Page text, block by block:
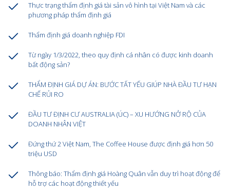
Thực trạng thẩm định giá tài sản vô hình tại Việt Nam và các
phương pháp thẩm định giá
Thẩm định giá doanh nghiệp FDI
Từ ngày 1/3/2022, theo quy định cá nhân có được kinh doanh
bất động sản?
THẨM ĐỊNH GIÁ DỰ ÁN: BƯỚC TẤT YẾU GIÚP NHÀ ĐẦU TƯ HẠN
CHẾ RỦI RO
ĐẦU TƯ ĐỊNH CƯ AUSTRALIA (ÚC) – XU HƯỚNG NỞ RỘ CỦA
DOANH NHÂN VIỆT
Đứng thứ 2 Việt Nam, The Coffee House được định giá hơn 50
triệu USD
Thông báo: Thẩm định giá Hoàng Quân vẫn duy trì hoạt động để
hỗ trợ các hoạt động thiết yếu